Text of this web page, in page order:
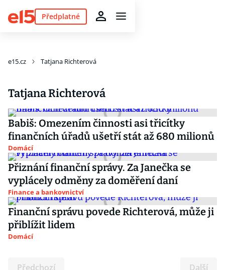
Předplatné
e15.cz Tatjana Richterová
Tatjana Richterová
Babiš: Omezením činnosti asi třicítky
finančních úřadů ušetří stát až 680 milionů
Domácí
Přiznání finanční správy. Za Janečka se
vyplácely odměny za doměření daní
Finance a bankovnictví
Finanční správu povede Richterová, může ji
přiblížit lidem
Domácí
Předchozí Další